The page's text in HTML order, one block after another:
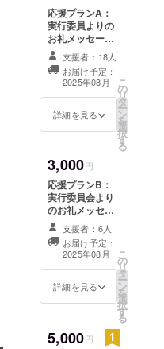
応援プランA：
実行委員よりの
お礼メッセージ
※このリターンは
応援プランB、
もっと応援プラ
ンのリターンと
同じ内容になり
ます。
支援者：18人
お届け予定：
2025年08月
詳細を見る
こ
の
リ
タ
ー
ン
を
選
択
す
る
3,000円
応援プランB：
実行委員会より
のお礼メッセー
ジ ※このリター
ンは応援プラン
A、もっと応援
プランのリター
ンと同じ内容に
なります。
支援者：6人
お届け予定：
2025年08月
詳細を見る
こ
の
リ
タ
ー
ン
を
選
択
す
る
5,000円